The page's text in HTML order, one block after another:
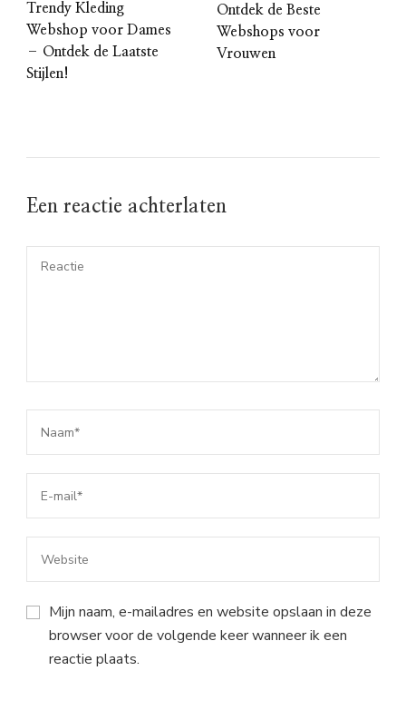
Trendy Kleding
Webshop voor Dames
– Ontdek de Laatste
Stijlen!
Ontdek de Beste
Webshops voor
Vrouwen
Een reactie achterlaten
Mijn naam, e-mailadres en website opslaan in deze
browser voor de volgende keer wanneer ik een
reactie plaats.